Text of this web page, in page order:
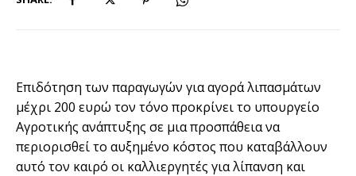
Επιδότηση των παραγωγών για αγορά λιπασμάτων
μέχρι 200 ευρώ τον τόνο προκρίνει το υπουργείο
Αγροτικής ανάπτυξης σε μια προσπάθεια να
περιορισθεί το αυξημένο κόστος που καταβάλλουν
αυτό τον καιρό οι καλλιεργητές για λίπανση και